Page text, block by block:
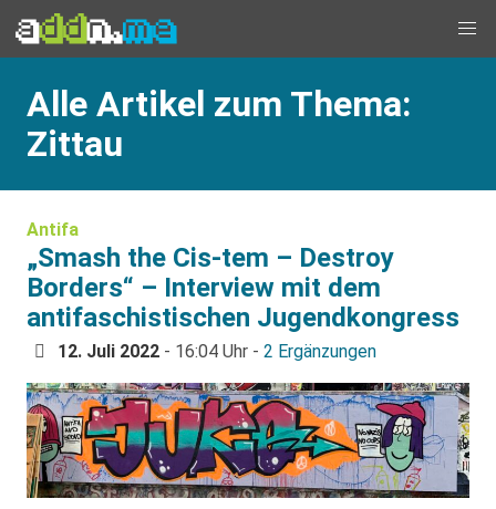
Alle Artikel zum Thema:
Zittau
Antifa
„Smash the Cis-tem – Destroy
Borders“ – Interview mit dem
antifaschistischen Jugendkongress
12. Juli 2022 - 16:04 Uhr - 2 Ergänzungen